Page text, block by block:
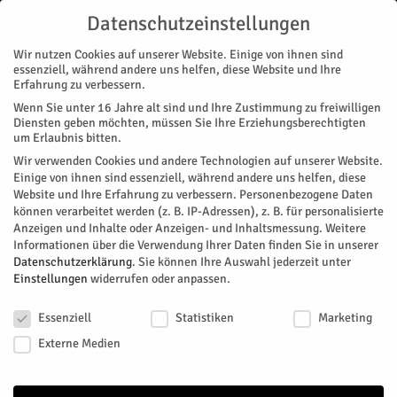
Start Polizei Ausfahrt-Unfall mit Pedelec
POLIZEI
Ausfahrt-Unfall mit Pedelec
Bei einem Zusammenstoß zwischen Pkw und Pedelec wurde
eine Pedelec-Fahrerin leicht verletzt. Das berichtet die Polizei.
Von Pressestelle Polizei- Juni 3, 2026 67
Datenschutzeinstellungen
Wir nutzen Cookies auf unserer Website. Einige von ihnen sind
essenziell, während andere uns helfen, diese Website und Ihre
Erfahrung zu verbessern.
Wenn Sie unter 16 Jahre alt sind und Ihre Zustimmung zu freiwilligen
Diensten geben möchten, müssen Sie Ihre Erziehungsberechtigten
um Erlaubnis bitten.
Wir verwenden Cookies und andere Technologien auf unserer Website.
Einige von ihnen sind essenziell, während andere uns helfen, diese
Website und Ihre Erfahrung zu verbessern. Personenbezogene Daten
können verarbeitet werden (z. B. IP-Adressen), z. B. für personalisierte
Anzeigen und Inhalte oder Anzeigen- und Inhaltsmessung. Weitere
Informationen über die Verwendung Ihrer Daten finden Sie in unserer
Datenschutzerklärung. Sie können Ihre Auswahl jederzeit unter
Einstellungen widerrufen oder anpassen.
Essenziell
Statistiken
Marketing
Externe Medien